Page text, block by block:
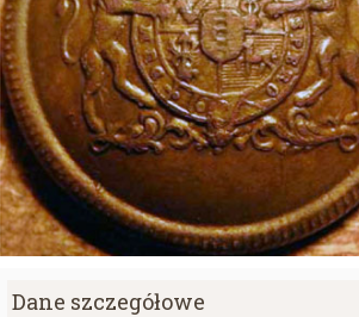
Dane szczegółowe